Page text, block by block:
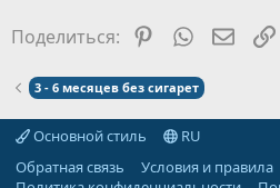
Поделиться: Pinterest
WhatsApp
3 - 6 месяцев без сигарет
Основной стиль
RU
Обратная связь
Условия и правила